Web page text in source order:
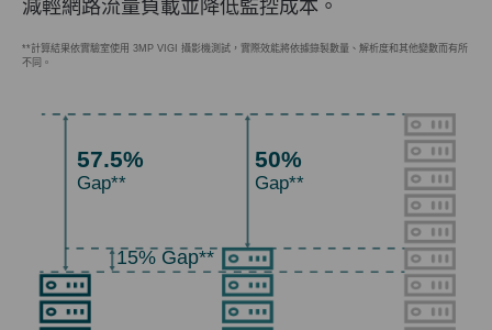
減輕網路流量負載並降低監控成本。
**計算結果依實驗室使用 3MP VIGI 攝影機測試，實際效能將依據錄製數量、解析度和其他變數而有所
不同。
57.5%
Gap**
50%
Gap**
15% Gap**